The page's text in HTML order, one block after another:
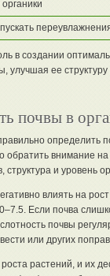
в создании
улучшая ее
почвы в
определить
внимание
и уровень
влиять на
Если почва
почвы
или других
растений, и их